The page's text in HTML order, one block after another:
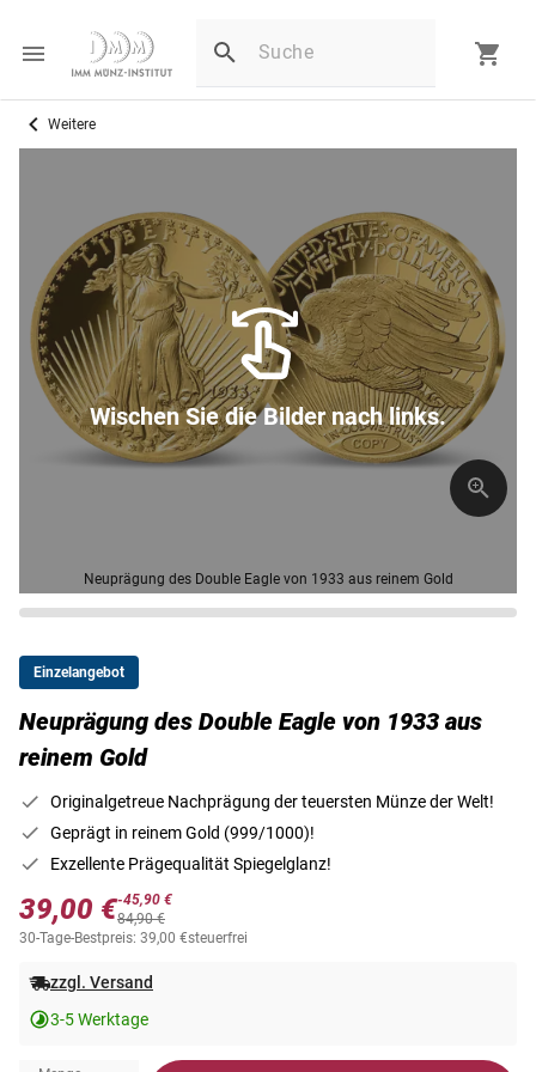
Weitere
Neuprägung des Double Eagle von 1933 aus reinem Gold
Wischen Sie die Bilder nach links.
Einzelangebot
Neuprägung des Double Eagle von 1933 aus
reinem Gold
Originalgetreue Nachprägung der teuersten Münze der Welt!
Geprägt in reinem Gold (999/1000)!
Exzellente Prägequalität Spiegelglanz!
39,00 €-45,90 €
84,90 €
30-Tage-Bestpreis: 39,00 €steuerfrei
zzgl. Versand
3-5 Werktage